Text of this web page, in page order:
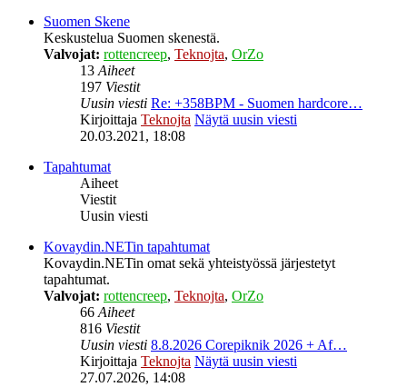
Suomen Skene
Keskustelua Suomen skenestä.
Valvojat: rottencreep, Teknojta, OrZo
13Aiheet
197 Viestit
Uusin viesti Re: +358BPM - Suomen hardcore…
Kirjoittaja Teknojta Näytä uusin viesti
20.03.2021, 18:08
Tapahtumat
Aiheet
Viestit
Uusin viesti
Kovaydin.NETin tapahtumat
Kovaydin.NETin omat sekä yhteistyössä järjestetyt
tapahtumat.
Valvojat: rottencreep, Teknojta, OrZo
66Aiheet
816 Viestit
Uusin viesti 8.8.2026 Corepiknik 2026 + Af…
Kirjoittaja Teknojta Näytä uusin viesti
27.07.2026, 14:08